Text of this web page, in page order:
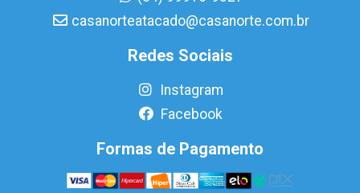
casanorteatacado@casanorte.com.br
Redes Sociais
Instagram
Facebook
Formas de Pagamento